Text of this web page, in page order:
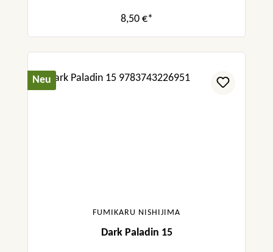
8,50 €*
Neu
FUMIKARU NISHIJIMA
Dark Paladin 15